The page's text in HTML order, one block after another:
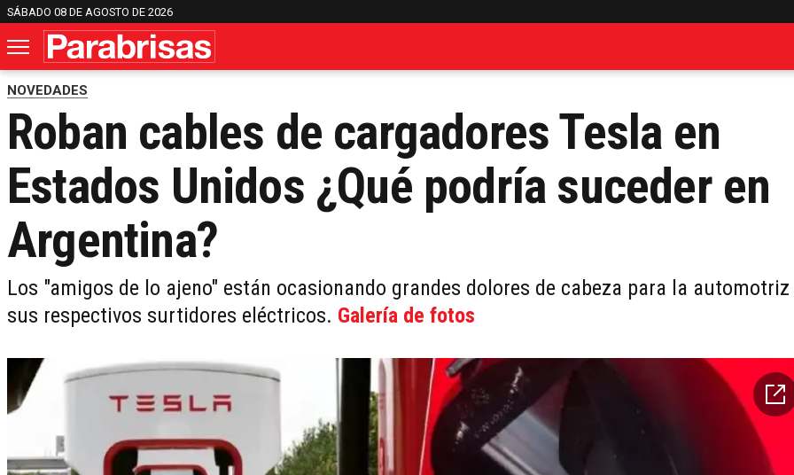
SÁBADO 08 DE AGOSTO DE 2026
NOVEDADES
Roban cables de cargadores Tesla en
Estados Unidos ¿Qué podría suceder en
Argentina?
Los "amigos de lo ajeno" están ocasionando grandes dolores de cabeza para la automotriz
sus respectivos surtidores eléctricos. Galería de fotos